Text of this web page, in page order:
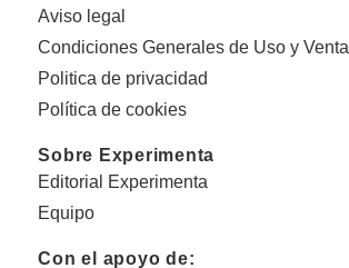
Aviso legal
Condiciones Generales de Uso y Venta
Politica de privacidad
Política de cookies
Sobre Experimenta
Editorial Experimenta
Equipo
Con el apoyo de: